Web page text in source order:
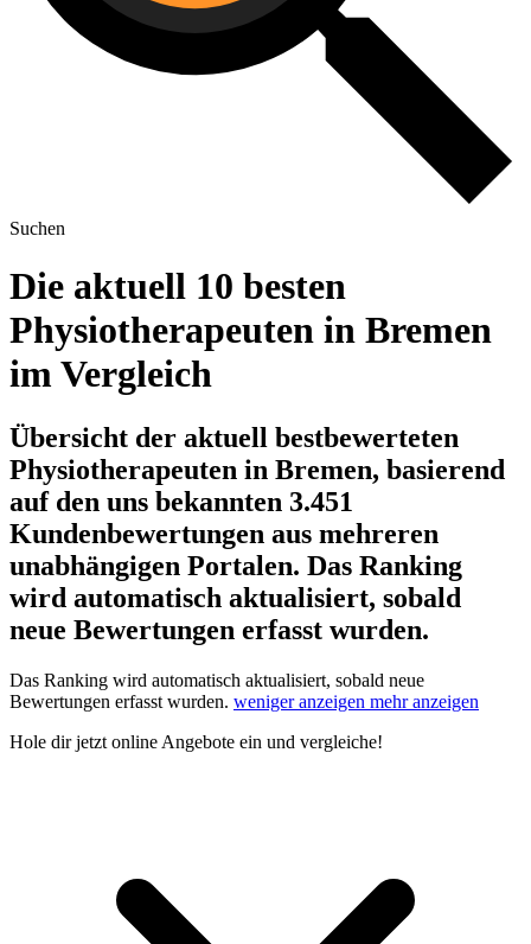
Suchen
Die aktuell 10 besten
Physiotherapeuten in Bremen
im Vergleich
Übersicht der aktuell bestbewerteten
Physiotherapeuten in Bremen, basierend
auf den uns bekannten 3.451
Kundenbewertungen aus mehreren
unabhängigen Portalen. Das Ranking
wird automatisch aktualisiert, sobald
neue Bewertungen erfasst wurden.
Das Ranking wird automatisch aktualisiert, sobald neue
Bewertungen erfasst wurden. weniger anzeigen mehr anzeigen
Hole dirjetzt online Angebote ein und vergleiche!